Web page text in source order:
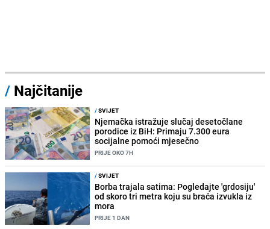
/ Najčitanije
/SVIJET
Njemačka istražuje slučaj desetočlane
porodice iz BiH: Primaju 7.300 eura
socijalne pomoći mjesečno
PRIJE OKO 7H
/SVIJET
Borba trajala satima: Pogledajte 'grdosiju'
od skoro tri metra koju su braća izvukla iz
mora
PRIJE 1 DAN